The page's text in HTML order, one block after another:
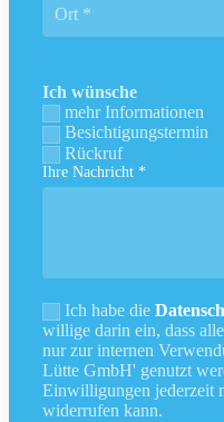
Ich wünsche
mehr Informationen
Besichtigungstermin
Rückruf
Ihre Nachricht *
Ich habe die
willige darin ein, dass
nur zur internen
Lütte GmbH' genutzt
Einwilligungen jederzeit
widerrufen kann.